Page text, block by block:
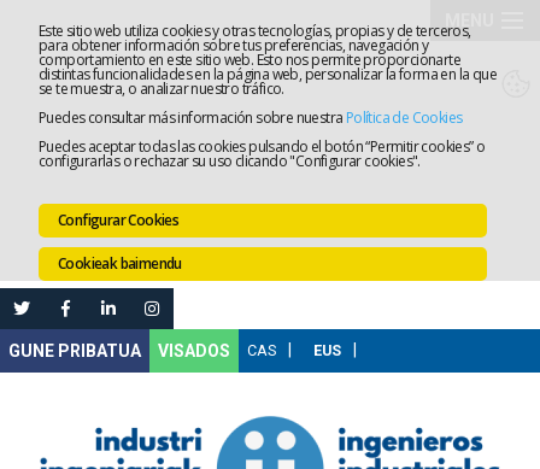
Este sitio web utiliza cookies y otras tecnologías, propias y de terceros,
para obtener información sobre tus preferencias, navegación y
comportamiento en este sitio web. Esto nos permite proporcionarte
distintas funcionalidades en la página web, personalizar la forma en la que
se te muestra, o analizar nuestro tráfico.
Puedes consultar más información sobre nuestra Política de Cookies
Puedes aceptar todas las cookies pulsando el botón “Permitir cookies” o
configurarlas o rechazar su uso clicando "Configurar cookies".
Configurar Cookies
Cookieak baimendu
VISADOS
Elkargoa
Lanaren
Leihatila